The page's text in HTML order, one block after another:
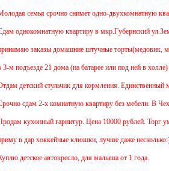
семья срочно снимет одно-двухкомнатную
однокомнатную квартиру в мкр.Губернский
заказы домашние штучные торты(медовик,
м подъезде 21 дома (на батарее или под ней в
детский стульчик для кормления. Единственный
сдам 2-х комнатную квартиру без мебели. В
кухонный гарнитур. Цена 10000 рублей. Торг
в дар хоккейные клюшки, лучше даже несколько:)
детское автокресло, для малыша от 1 года.